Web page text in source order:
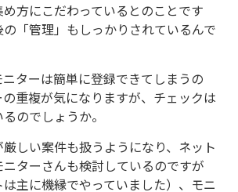
方にこだわっているとのことです
「管理」もしっかりされているんで
ターは簡単に登録できてしまうの
重複が気になりますが、チェックは
のでしょうか。
しい案件も扱うようになり、ネット
ターさんも検討しているのですが
は主に機縁でやっていました）、モニ